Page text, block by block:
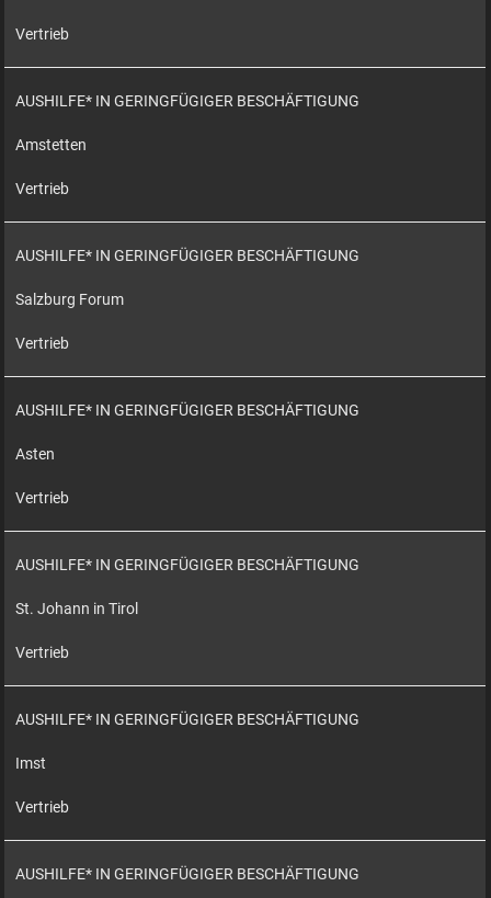
Vertrieb
AUSHILFE* IN GERINGFÜGIGER BESCHÄFTIGUNG
Amstetten
Vertrieb
AUSHILFE* IN GERINGFÜGIGER BESCHÄFTIGUNG
Salzburg Forum
Vertrieb
AUSHILFE* IN GERINGFÜGIGER BESCHÄFTIGUNG
Asten
Vertrieb
AUSHILFE* IN GERINGFÜGIGER BESCHÄFTIGUNG
St. Johann in Tirol
Vertrieb
AUSHILFE* IN GERINGFÜGIGER BESCHÄFTIGUNG
Imst
Vertrieb
AUSHILFE* IN GERINGFÜGIGER BESCHÄFTIGUNG